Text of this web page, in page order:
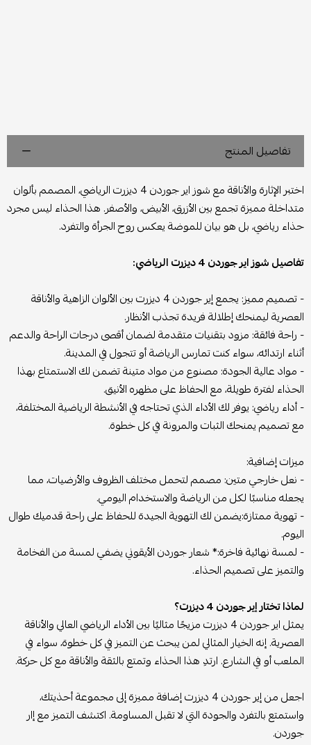
تفاصيل المنتج
اختبر الإثارة والأناقة مع شوز اير جوردن 4 ديزرت الرياضي، المصمم بألوان
متداخلة مميزة تجمع بين الأزرق، الأبيض، والأصفر. هذا الحذاء ليس مجرد
حذاء رياضي، بل هو بيان للموضة يعكس روح الجرأة والتفرد.
تفاصيل شوز اير جوردن 4 ديزرت الرياضي:
- تصميم مميز: يجمع إير جوردن 4 ديزرت بين الألوان الزاهية والأناقة
العصرية ليمنحك إطلالة فريدة تجذب الأنظار.
- راحة فائقة: مزود بتقنيات متقدمة لضمان أقصى درجات الراحة والدعم
أثناء ارتدائه، سواء كنت تمارس الرياضة أو تتجول في المدينة.
- مواد عالية الجودة: مصنوع من مواد متينة تضمن لك الاستمتاع بهذا
الحذاء لفترة طويلة، مع الحفاظ على مظهره الأنيق.
- أداء رياضي: يوفر لك الأداء الذي تحتاجه في الأنشطة الرياضية المختلفة،
مع تصميم يمنحك الثبات والمرونة في كل خطوة.
ميزات إضافية:
- نعل خارجي متين: مصمم لتحمل مختلف الظروف والأرضيات، مما
يجعله مناسبًا لكل من الرياضة والاستخدام اليومي.
- تهوية ممتازة:يضمن لك التهوية الجيدة للحفاظ على راحة قدميك طوال
اليوم.
- لمسة نهائية فاخرة:* شعار جوردن الأيقوني يضفي لمسة من الفخامة
والتميز على تصميم الحذاء.
لماذا تختار إير جوردن 4 ديزرت؟
يمثل اير جوردن 4 ديزرت مزيجًا مثاليًا بين الأداء الرياضي العالي والأناقة
العصرية. إنه الخيار المثالي لمن يبحث عن التميز في كل خطوة، سواء في
الملعب أو في الشارع. ارتدِ هذا الحذاء وتمتع بالثقة والأناقة مع كل حركة.
اجعل من إير جوردن 4 ديزرت إضافة مميزة إلى مجموعة أحذيتك،
واستمتع بالتفرد والجودة التي لا تقبل المساومة. اكتشف التميز مع إار
جوردن.